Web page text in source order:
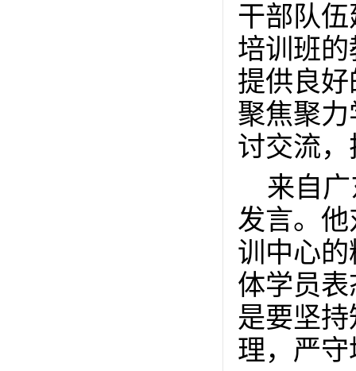
干部队
培训班
提供良
聚焦聚
讨交流
来自
发言。
训中心
体学员
是要坚
理，严